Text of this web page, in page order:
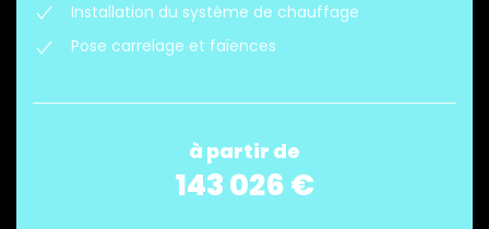
Installation du système de chauffage
Pose carrelage et faïences
à partir de
143 026 €